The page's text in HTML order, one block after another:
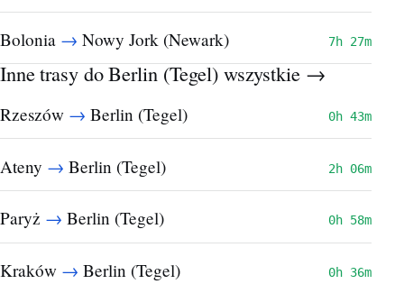
Bolonia → Nowy Jork (Newark) 7h 27m
Inne trasy do Berlin (Tegel)wszystkie →
Rzeszów → Berlin (Tegel) 0h 43m
Ateny → Berlin (Tegel) 2h 06m
Paryż → Berlin (Tegel) 0h 58m
Kraków → Berlin (Tegel) 0h 36m